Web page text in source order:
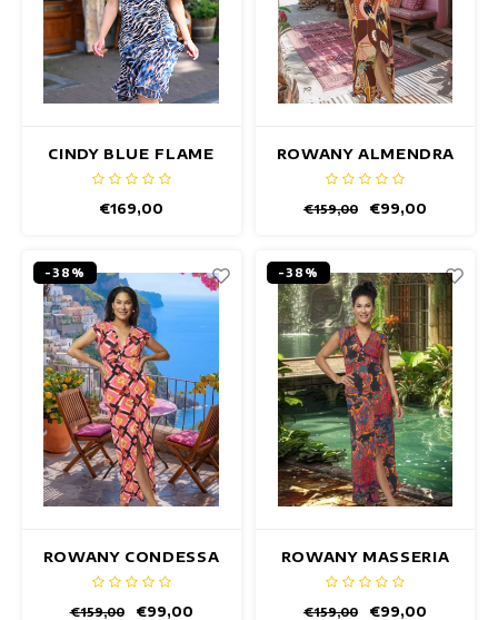
CINDY BLUE FLAME
JURK
€169,00
ROWANY ALMENDRA
JURK
€159,00 €99,00
-38%
ROWANY CONDESSA
JURK
€159,00 €99,00
-38%
ROWANY MASSERIA
JURK
€159,00 €99,00